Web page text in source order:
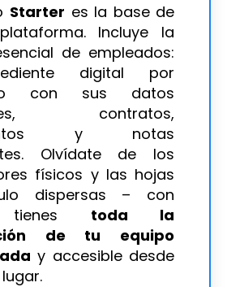
Starter es la base de
Incluye la
de empleados:
digital por
con sus datos
contratos,
y notas
Olvídate de los
físicos y las hojas
dispersas – con
tienes toda la
de tu equipo
y accesible desde